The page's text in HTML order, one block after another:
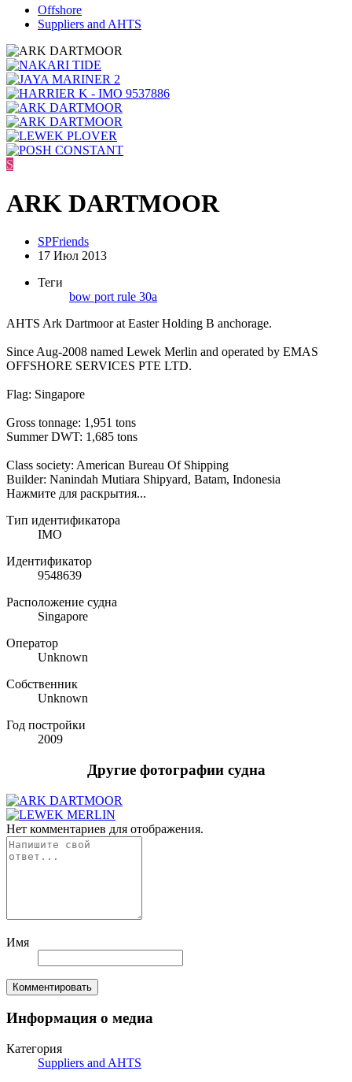
Offshore
Suppliers and AHTS
S
ARK DARTMOOR
SPFriends
17 Июл 2013
Теги
bow port rule 30a
AHTS Ark Dartmoor at Easter Holding B anchorage.
Since Aug-2008 named Lewek Merlin and operated by EMAS
OFFSHORE SERVICES PTE LTD.
Flag: Singapore
Gross tonnage: 1,951 tons
Summer DWT: 1,685 tons
Class society: American Bureau Of Shipping
Builder: Nanindah Mutiara Shipyard, Batam, Indonesia
Нажмите для раскрытия...
Тип идентификатора
IMO
Идентификатор
9548639
Расположение судна
Singapore
Оператор
Unknown
Собственник
Unknown
Год постройки
2009
Другие фотографии судна
Нет комментариев для отображения.
Имя
Комментировать
Информация о медиа
Категория
Suppliers and AHTS